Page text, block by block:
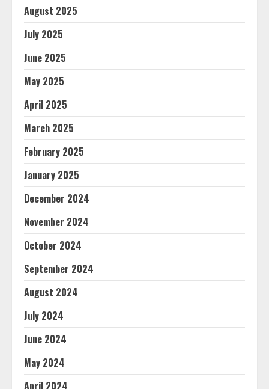
August 2025
July 2025
June 2025
May 2025
April 2025
March 2025
February 2025
January 2025
December 2024
November 2024
October 2024
September 2024
August 2024
July 2024
June 2024
May 2024
April 2024